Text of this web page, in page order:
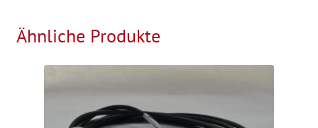
Ähnliche Produkte